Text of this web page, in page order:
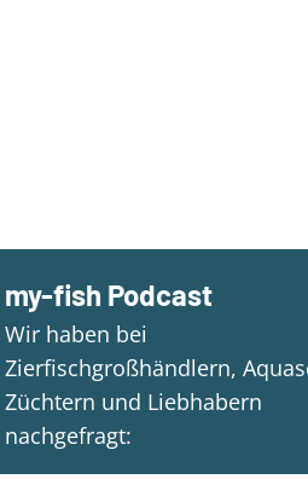
my-fish Podcast
Wir haben bei
Zierfischgroßhändlern,
Züchtern und Liebhabern
nachgefragt: